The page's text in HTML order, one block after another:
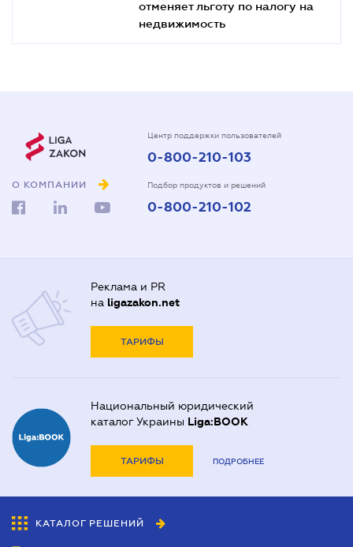
отменяет льготу по налогу на
недвижимость
О КОМПАНИИ
Центр поддержки пользователей
0-800-210-103
Подбор продуктов и решений
0-800-210-102
Реклама и PR
на ligazakon.net
ТАРИФЫ
Национальный юридический
каталог Украины Liga:BOOK
ТАРИФЫ ПОДРОБНЕЕ
КАТАЛОГ РЕШЕНИЙ